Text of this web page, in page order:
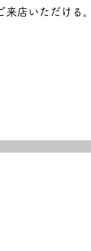
店いただける。